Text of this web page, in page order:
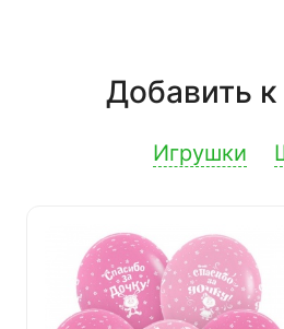
Добавить к
Игрушки